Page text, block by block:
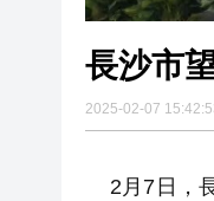
長沙市
2025-02-07
2月7日，